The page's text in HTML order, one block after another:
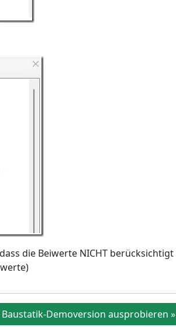
die Beiwerte NICHT berücksichtigt
Baustatik-Demoversion ausprobieren »